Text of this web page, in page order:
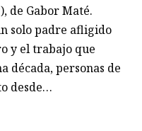
de Gabor Maté.
solo padre afligido
y el trabajo que
década, personas de
desde…